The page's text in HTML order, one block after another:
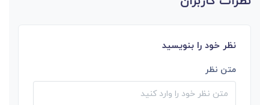
نظر خود را بنویسید
متن نظر